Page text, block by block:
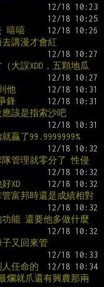
嘻嘻
講漫才會紅
大誤XDD，五顆地瓜
他
鋒
該是指索沙吧
贏了99.9999999%
管理就零分了 性侵
XD
富邦時還是成績相對
能 還要他多做什麼
又回來管
任命的
爛就爪還有興農那兩